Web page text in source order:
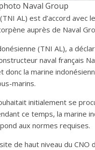
Naval Group
AL) est d’accord avec
auprès de Naval
(TNI AL), a
naval français
la marine
marins.
initialement se
ce temps, la marine
aux normes requises.
de haut niveau du CNO